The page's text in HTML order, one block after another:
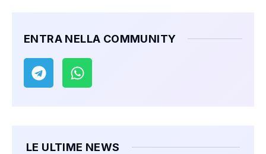
ENTRA NELLA COMMUNITY
LE ULTIME NEWS